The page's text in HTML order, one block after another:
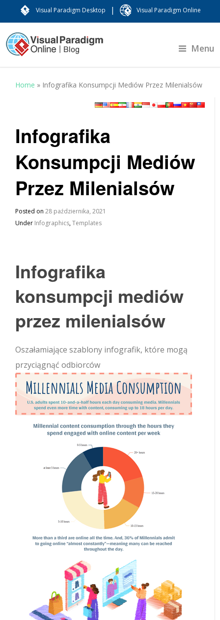
Visual Paradigm Desktop | Visual Paradigm Online
Menu
Home » Infografika Konsumpcji Mediów Przez Milenialsów
Infografika
Konsumpcji Mediów
Przez Milenialsów
Posted on28 października, 2021
Under Infographics,Templates
Infografika
konsumpcji mediów
przez milenialsów
Oszałamiające szablony infografik, które mogą
przyciągnąć odbiorców